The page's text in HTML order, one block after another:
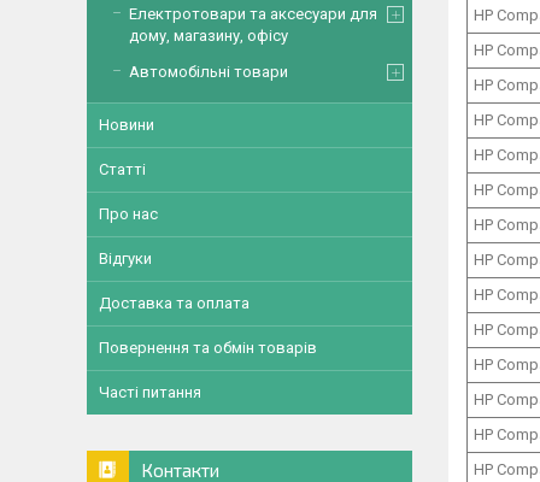
HP
HP
HP
HP
HP
HP
HP
HP
HP
HP
HP
HP
HP
HP
Електротовари та аксесуари для
дому, магазину, офісу
Автомобільні товари
Новини
Статті
Про нас
Відгуки
Доставка та оплата
Повернення та обмін товарів
Часті питання
Контакти